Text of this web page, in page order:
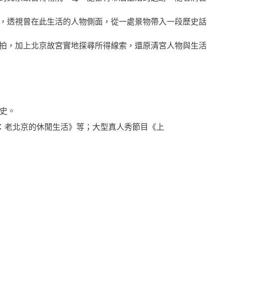
透視曾在此生活的人物側面，從一處景物帶入一段歷史話
，加上北京故宮實地探尋所得線索，還原清宮人物與生活
。
北京的休閒生活》等；大型真人秀節目《上